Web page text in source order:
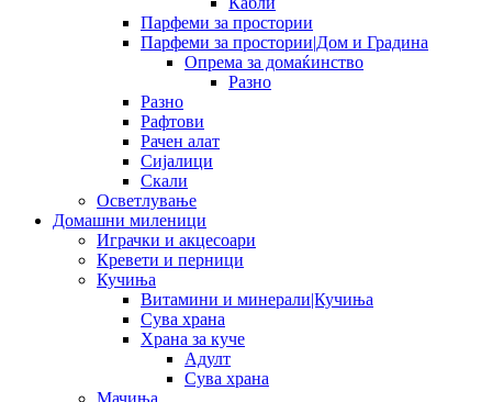
Парфеми за простории
Парфеми за простории|Дом и Градина
Опрема за домаќинство
Разно
Разно
Рафтови
Рачен алат
Сијалици
Скали
Осветлување
Домашни миленици
Играчки и акцесоари
Кревети и перници
Кучиња
Витамини и минерали|Кучиња
Сува храна
Храна за куче
Адулт
Сува храна
Мачиња